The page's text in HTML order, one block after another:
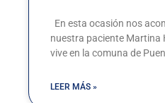
En esta ocasión nos
nuestra paciente Martina
vive en la comuna de
LEER MÁS »